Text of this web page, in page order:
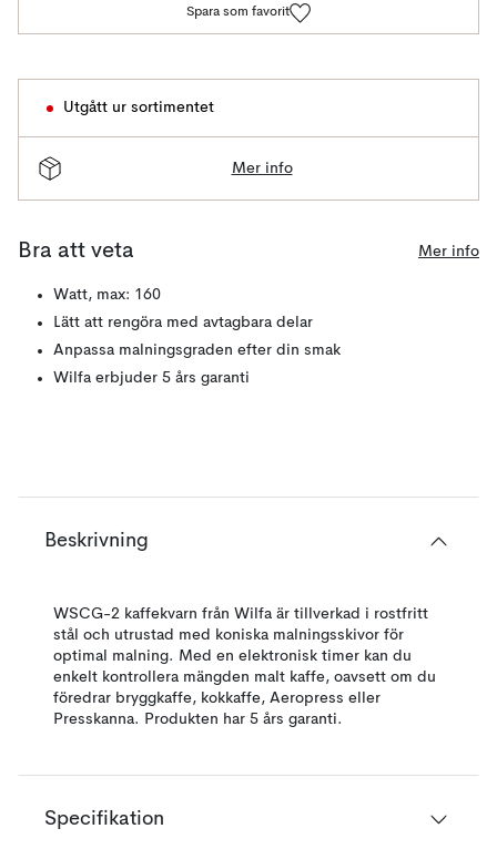
Spara som favorit
Utgått ur sortimentet
Mer info
Bra att veta Mer info
Watt, max: 160
Lätt att rengöra med avtagbara delar
Anpassa malningsgraden efter din smak
Wilfa erbjuder 5 års garanti
Beskrivning
WSCG-2 kaffekvarn från Wilfa är tillverkad i rostfritt
stål och utrustad med koniska malningsskivor för
optimal malning. Med en elektronisk timer kan du
enkelt kontrollera mängden malt kaffe, oavsett om du
föredrar bryggkaffe, kokkaffe, Aeropress eller
Presskanna. Produkten har 5 års garanti.
Specifikation